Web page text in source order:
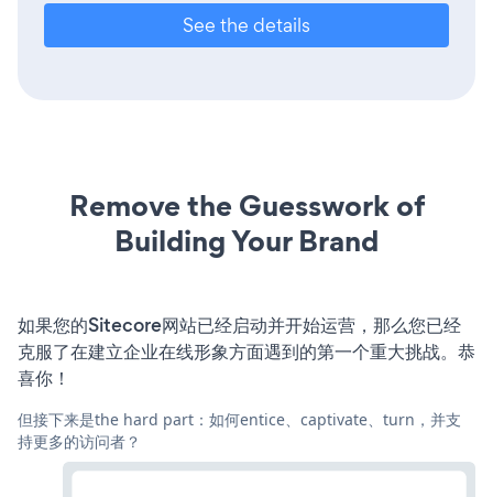
See the details
Remove the Guesswork of
Building Your Brand
如果您的Sitecore网站已经启动并开始运营，那么您已经
克服了在建立企业在线形象方面遇到的第一个重大挑战。恭
喜你！
但接下来是the hard part：如何entice、captivate、turn，并支
持更多的访问者？